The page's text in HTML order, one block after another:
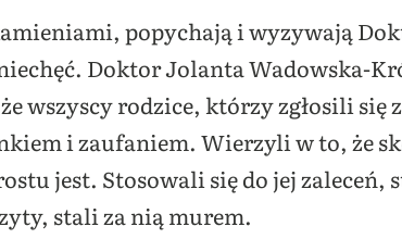
popychają i wyzywają
Doktor Jolanta Wadowska-
wszyscy rodzice, którzy zgłosili się
i zaufaniem. Wierzyli w to, że
jest. Stosowali się do jej zaleceń,
stali za nią murem.